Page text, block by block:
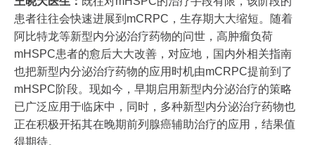
患者往往会快速进展到mCRPC，生存期大大缩短。随着
阿比特龙等新型内分泌治疗药物的问世，高肿瘤负荷
mHSPC患者的愈后大大改善，对应地，国内外相关指南
也把新型内分泌治疗药物的应用时机由mCRPC提前到了
mHSPC阶段。现如今，早期启用新型内分泌治疗的策略
已广泛应用于临床中，同时，多种新型内分泌治疗药物也
正在积极开拓其在晚期前列腺癌辅助治疗的应用，结果值
得期待。